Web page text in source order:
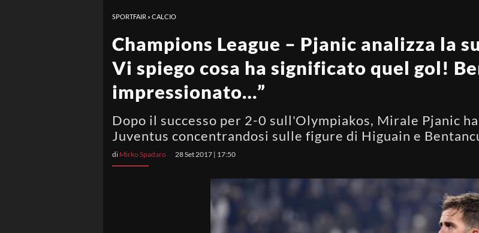
SPORTFAIR »CALCIO
Champions League – Pjanic analizza la
Vi spiego cosa ha significato quel gol!
impressionato…”
Dopo il successo per 2-0 sull'Olympiakos, Mirale Pjanic
Juventus concentrandosi sulle figure di Higuain e
di Mirko Spadaro 28 Set 2017 | 17:50